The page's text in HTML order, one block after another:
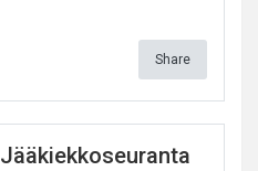
Share
Jääkiekkoseuranta